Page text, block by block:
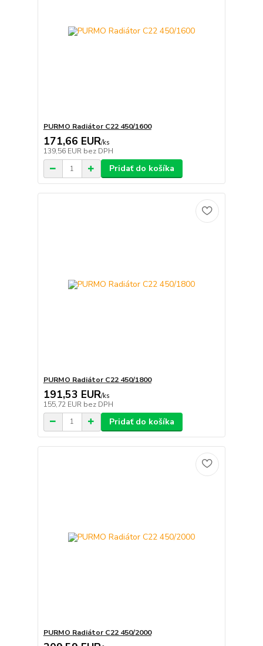
PURMO Radiátor C22 450/1600
171,66 EUR/ks
139,56 EUR bez DPH
Pridať do košíka
PURMO Radiátor C22 450/1800
191,53 EUR/ks
155,72 EUR bez DPH
Pridať do košíka
PURMO Radiátor C22 450/2000